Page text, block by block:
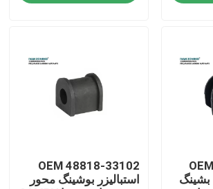
بشینگ
OEM 48818-33102
استبالیزر بوشینگ محور